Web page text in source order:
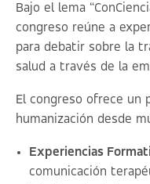
Bajo el lema
congreso reúne a
para debatir sobre la
salud a través de la
El congreso ofrece un
humanización desde
Experiencias
comunicación